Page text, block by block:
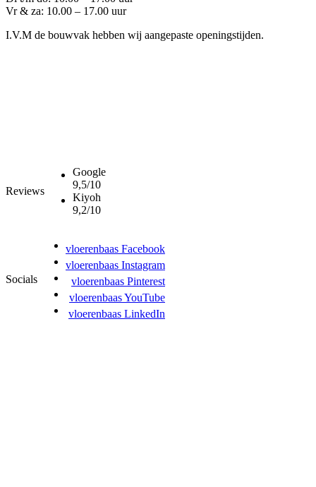
Vr & za: 10.00 – 17.00 uur
I.V.M de bouwvak hebben wij aangepaste openingstijden.
Reviews
Google
9,5/10
Kiyoh
9,2/10
Socials
vloerenbaas Facebook
vloerenbaas Instagram
vloerenbaas Pinterest
vloerenbaas YouTube
vloerenbaas LinkedIn